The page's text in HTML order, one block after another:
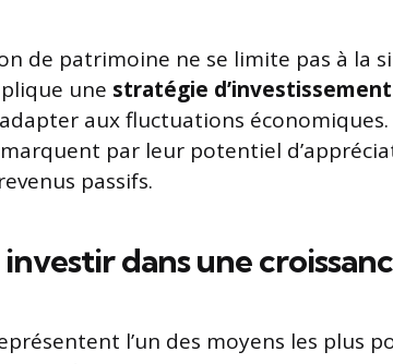
de patrimoine ne se limite pas à la
une stratégie d’investissement
aux fluctuations
par leur potentiel
passifs.
dans une
l’un des moyens les plus